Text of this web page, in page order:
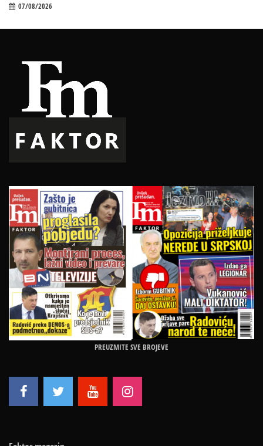
07/08/2026
PREUZMITE SVE BROJEVE